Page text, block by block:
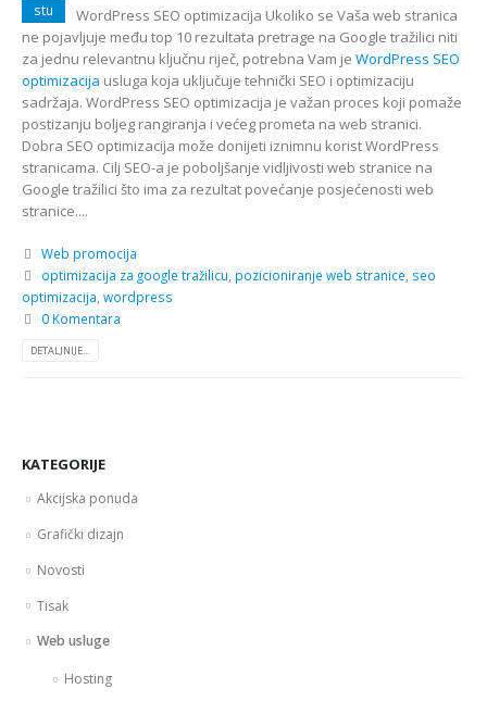
stu
WordPress SEO optimizacija Ukoliko se Vaša web stranica
ne pojavljuje među top 10 rezultata pretrage na Google tražilici niti
za jednu relevantnu ključnu riječ, potrebna Vam je WordPress SEO
optimizacija usluga koja uključuje tehnički SEO i optimizaciju
sadržaja. WordPress SEO optimizacija je važan proces koji pomaže
postizanju boljeg rangiranja i većeg prometa na web stranici.
Dobra SEO optimizacija može donijeti iznimnu korist WordPress
stranicama. Cilj SEO-a je poboljšanje vidljivosti web stranice na
Google tražilici što ima za rezultat povećanje posjećenosti web
stranice....
Web promocija
optimizacija za google tražilicu pozicioniranje web stranice seo
optimizacija wordpress
0 Komentara
DETALJNIJE...
KATEGORIJE
Akcijska ponuda
Grafički dizajn
Novosti
Tisak
Web usluge
Hosting